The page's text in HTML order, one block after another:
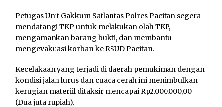
Petugas Unit Gakkum Satlantas Polres Pacitan segera
mendatangi TKP untuk melakukan olah TKP,
mengamankan barang bukti, dan membantu
mengevakuasi korban ke RSUD Pacitan.
Kecelakaan yang terjadi di daerah pemukiman dengan
kondisi jalan lurus dan cuaca cerah ini menimbulkan
kerugian materiil ditaksir mencapai Rp2.000.000,00
(Dua juta rupiah).